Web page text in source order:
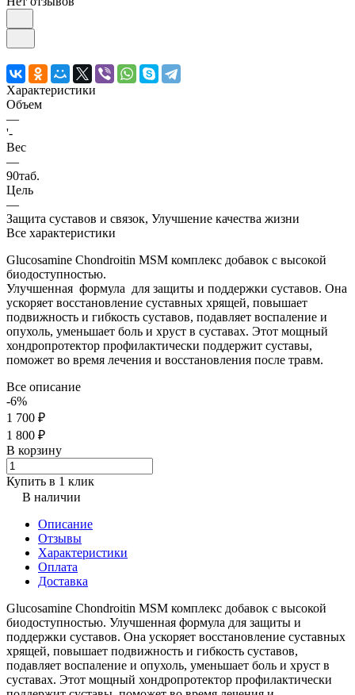
Характеристики
Объем
—
'-
Вес
—
90таб.
Цель
—
Защита суставов и связок, Улучшение качества жизни
Все характеристики
Glucosamine Chondroitin MSM комплекс добавок с высокой
биодоступностью.
Улучшенная формула для защиты и поддержки суставов. Она
ускоряет восстановление суставных хрящей, повышает
подвижность и гибкость суставов, подавляет воспаление и
опухоль, уменьшает боль и хруст в суставах. Этот мощный
хондропротектор профилактически поддержит суставы,
поможет во время лечения и восстановления после травм.
Все описание
-6%
1 700 ₽
1 800 ₽
В корзину
Купить в 1 клик
В наличии
Описание
Отзывы
Характеристики
Оплата
Доставка
Glucosamine Chondroitin MSM комплекс добавок с высокой
биодоступностью. Улучшенная формула для защиты и
поддержки суставов. Она ускоряет восстановление суставных
хрящей, повышает подвижность и гибкость суставов,
подавляет воспаление и опухоль, уменьшает боль и хруст в
суставах. Этот мощный хондропротектор профилактически